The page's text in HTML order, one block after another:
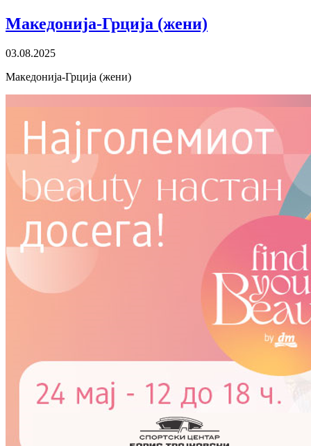
Македонија-Грција (жени)
03.08.2025
Македонија-Грција (жени)